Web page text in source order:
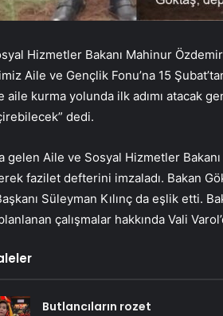
Hizmetler Bakanı Mahinur
Aile ve Gençlik Fonu’na 15
aile kurma yolunda ilk adımı atacak
dedi.
gelen Aile ve Sosyal Hizmetler
fazilet defterini imzaladı. Bakan
Süleyman Kılınç da eşlik etti.
çalışmalar hakkında Vali
Butlancıların rozet